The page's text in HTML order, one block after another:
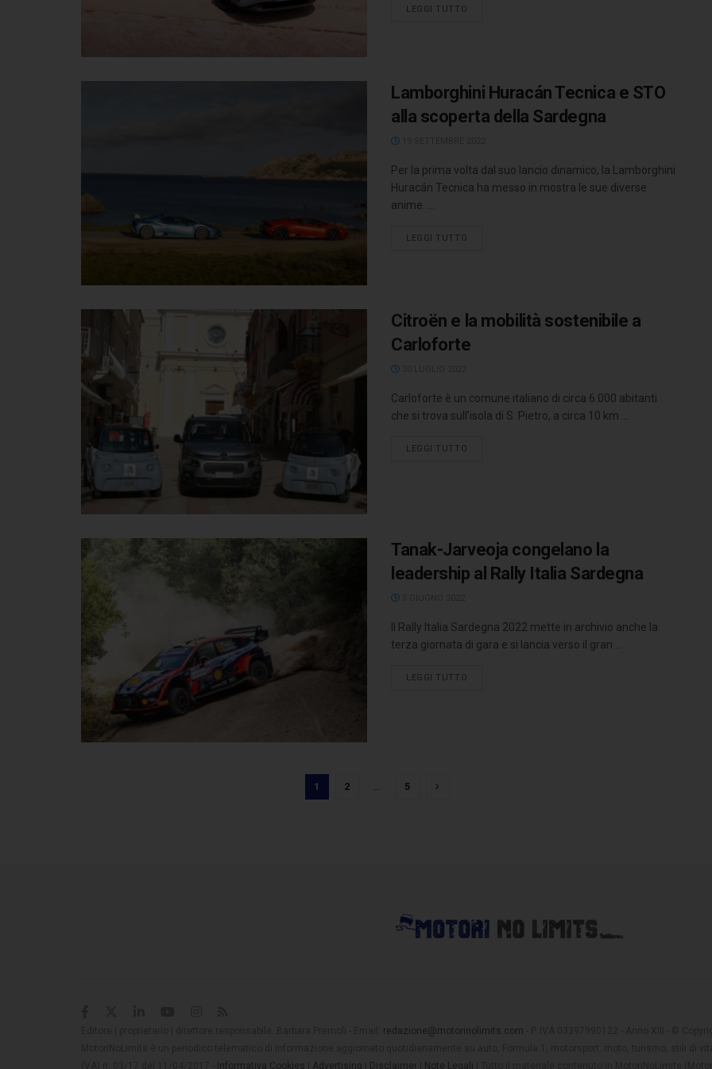
LEGGI TUTTO
Lamborghini Huracán Tecnica e STO
alla scoperta della Sardegna
Per la prima volta dal suo lancio dinamico, la Lamborghini
Huracán Tecnica ha messo in mostra le sue diverse
anime. ...
LEGGI TUTTO
Citroën e la mobilità sostenibile a
Carloforte
Carloforte è un comune italiano di circa 6.000 abitanti
che si trova sull’isola di S. Pietro, a circa 10 km ...
LEGGI TUTTO
Tanak-Jarveoja congelano la
leadership al Rally Italia Sardegna
Il Rally Italia Sardegna 2022 mette in archivio anche la
terza giornata di gara e si lancia verso il gran ...
LEGGI TUTTO
1 2 5
redazione@motorinolimits.com
Informativa Cookies Advertising Disclaimer Note Legali